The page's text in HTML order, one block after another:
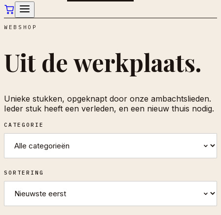
WEBSHOP
Uit de werkplaats.
Unieke stukken, opgeknapt door onze ambachtslieden.
Ieder stuk heeft een verleden, en een nieuw thuis nodig.
CATEGORIE
SORTERING